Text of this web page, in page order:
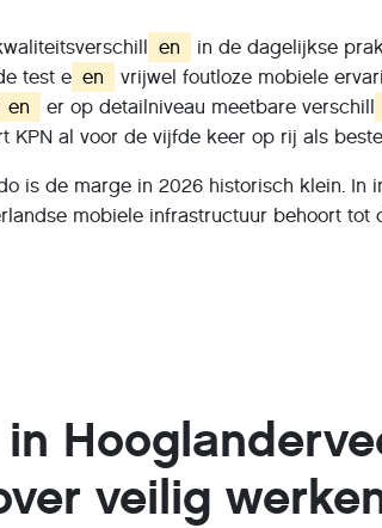
en
in de dagelijkse
test e en vrijwel foutloze mobiele
en er op detailniveau meetbare verschill
KPN al voor de vijfde keer op rij als
is de marge in 2026 historisch klein. In
mobiele infrastructuur behoort tot
veilig